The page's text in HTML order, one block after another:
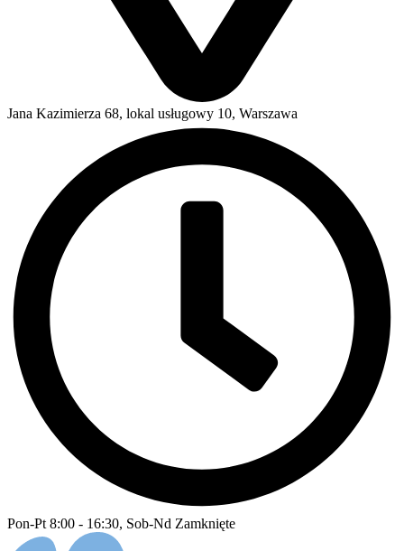
Jana Kazimierza 68, lokal usługowy 10, Warszawa
Pon-Pt 8:00 - 16:30, Sob-Nd Zamknięte